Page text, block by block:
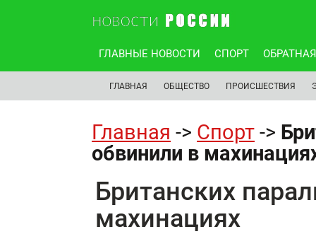
ГЛАВНЫЕ НОВОСТИ СПОРТ
ГЛАВНАЯ ОБЩЕСТВО ПРОИСШЕСТВИЯ
Главная -> Спорт ->
обвинили в
Британских
махинациях